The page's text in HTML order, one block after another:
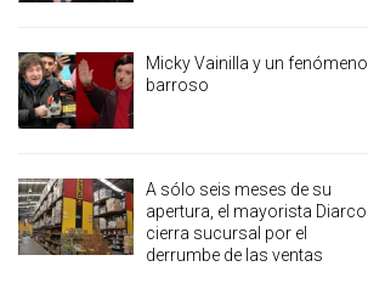
Micky Vainilla y un fenómeno
barroso
A sólo seis meses de su
apertura, el mayorista Diarco
cierra sucursal por el
derrumbe de las ventas